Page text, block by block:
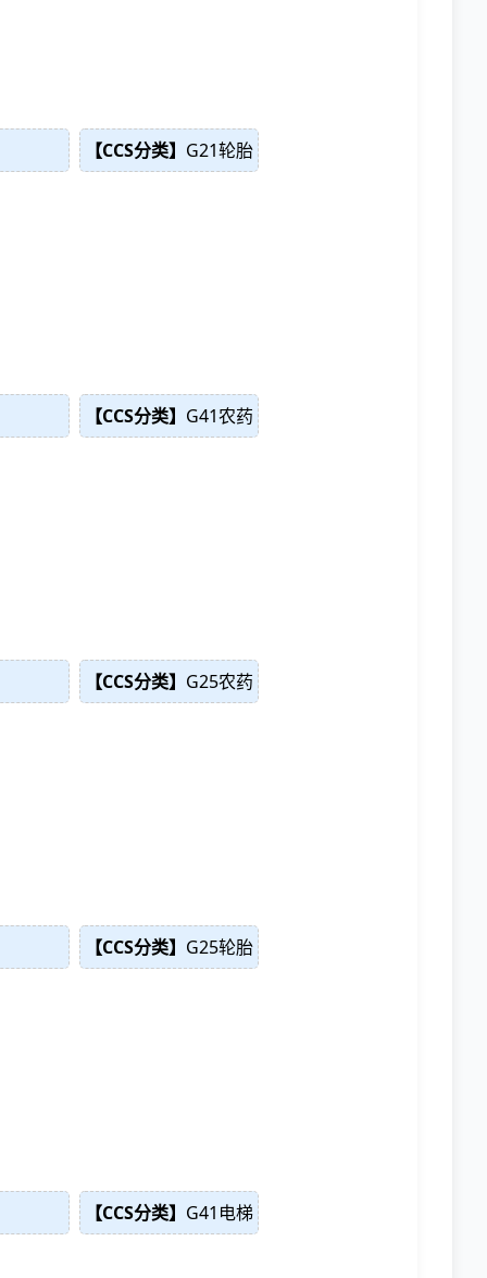
【CCS分类】 G21轮胎
【CCS分类】 G41农药
【CCS分类】 G25农药
【CCS分类】 G25轮胎
【CCS分类】 G41电梯